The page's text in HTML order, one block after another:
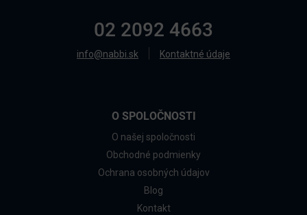
02 2092 4663
info@nabbi.sk Kontaktné údaje
O SPOLOČNOSTI
O našej spoločnosti
Obchodné podmienky
Ochrana osobných údajov
Blog
Kontakt